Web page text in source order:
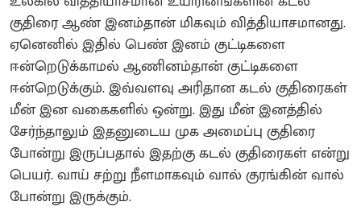
குதிரை ஆண் இனம்தான் மிகவும் வித்தியாசமானது.
ஏனெனில் இதில் பெண் இனம் குட்டிகளை
ஈன்றெடுக்காமல் ஆணினம்தான் குட்டிகளை
ஈன்றெடுக்கும். இவ்வளவு அரிதான கடல் குதிரைகள்
மீன் இன வகைகளில் ஒன்று. இது மீன் இனத்தில்
சேர்ந்தாலும் இதனுடைய முக அமைப்பு குதிரை
போன்று இருப்பதால் இதற்கு கடல் குதிரைகள் என்று
பெயர். வாய் சற்று நீளமாகவும் வால் குரங்கின் வால்
போன்று இருக்கும்.